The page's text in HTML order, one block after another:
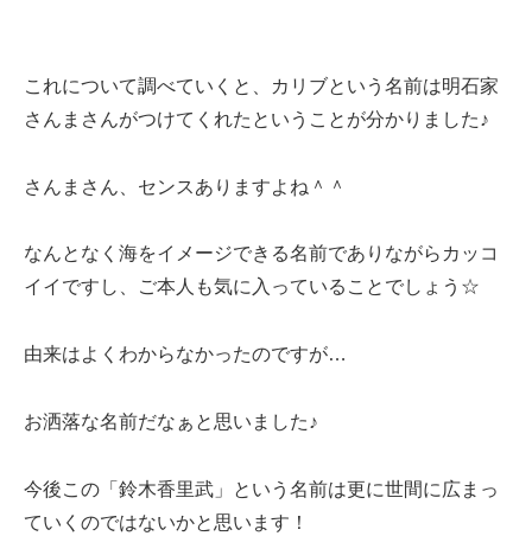
これについて調べていくと、カリブという名前は明石家
さんまさんがつけてくれたということが分かりました♪
さんまさん、センスありますよね＾＾
なんとなく海をイメージできる名前でありながらカッコ
イイですし、ご本人も気に入っていることでしょう☆
由来はよくわからなかったのですが…
お洒落な名前だなぁと思いました♪
今後この「鈴木香里武」という名前は更に世間に広まっ
ていくのではないかと思います！